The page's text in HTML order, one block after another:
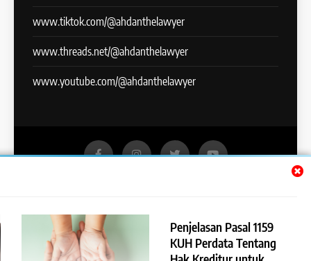
Penjelasan Pasal 1159
KUH Perdata Tentang
www.tiktok.com/@ahdanthelawyer
www.threads.net/@ahdanthelawyer
www.youtube.com/@ahdanthelawyer
Rights Reserved 2024. Powered By
Hukum Pidana
Hukum Acara Pidana
Hukum Perdata
Hukum Acara Perdata